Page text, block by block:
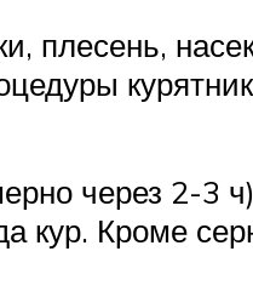
плесень,
через 2-3
кур. Кроме